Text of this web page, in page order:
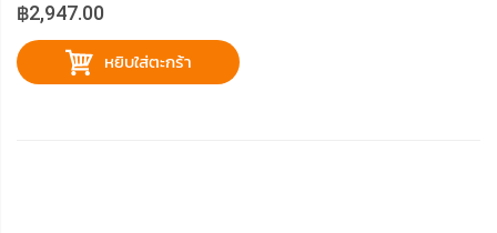
฿2,947.00
หยิบใส่ตะกร้า